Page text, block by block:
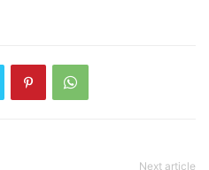
Next article